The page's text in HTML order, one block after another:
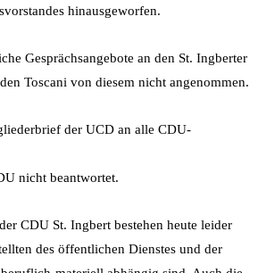
hinausgeworfen.
Gesprächsangebote an den St. Ingberter
Toscani von diesem nicht angenommen.
der UCD an alle CDU-
nicht beantwortet.
CDU St. Ingbert bestehen heute leider
des öffentlichen Dienstes und der